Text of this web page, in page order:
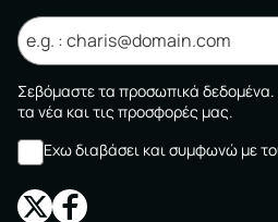
Σεβόμαστε τα προσωπικά
τα νέα και τις προσφορές μας.
Εχω διαβάσει και συμφωνώ με